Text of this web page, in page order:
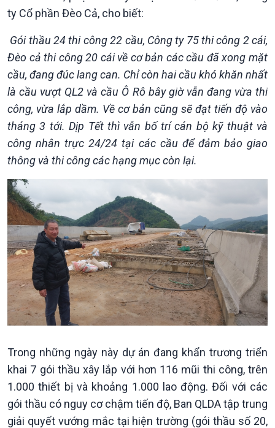
Tin Đời sống & Xã hội
360 độ Sức khỏe
Chuyển đổi Xanh
Tài nguyên và Môi trường
Chuyên gia của bạn
Xã hội chuyển động
Bước chân đến trường
Kết nối công nghệ
Sống chung với biến đổi
khí hậu
ty Cổ phần Đèo Cả, cho biết:
Gói thầu 24 thi công 22 cầu, Công ty 75 thi công 2 cái,
Đèo cả thi công 20 cái về cơ bản các cầu đã xong mặt
cầu, đang đúc lang can. Chỉ còn hai cầu khó khăn nhất
là cầu vượt QL2 và cầu Ô Rô bây giờ vẫn đang vừa thi
công, vừa lắp dầm. Về cơ bản cũng sẽ đạt tiến độ vào
tháng 3 tới. Dịp Tết thì vẫn bố trí cán bộ kỹ thuật và
công nhân trực 24/24 tại các cầu để đảm bảo giao
thông và thi công các hạng mục còn lại.
Trong những ngày này dự án đang khẩn trương triển
khai 7 gói thầu xây lắp với hơn 116 mũi thi công, trên
1.000 thiết bị và khoảng 1.000 lao động. Đối với các
gói thầu có nguy cơ chậm tiến độ, Ban QLDA tập trung
giải quyết vướng mắc tại hiện trường (gói thầu số 20,